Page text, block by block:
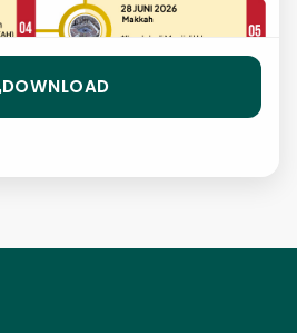
DOWNLOAD